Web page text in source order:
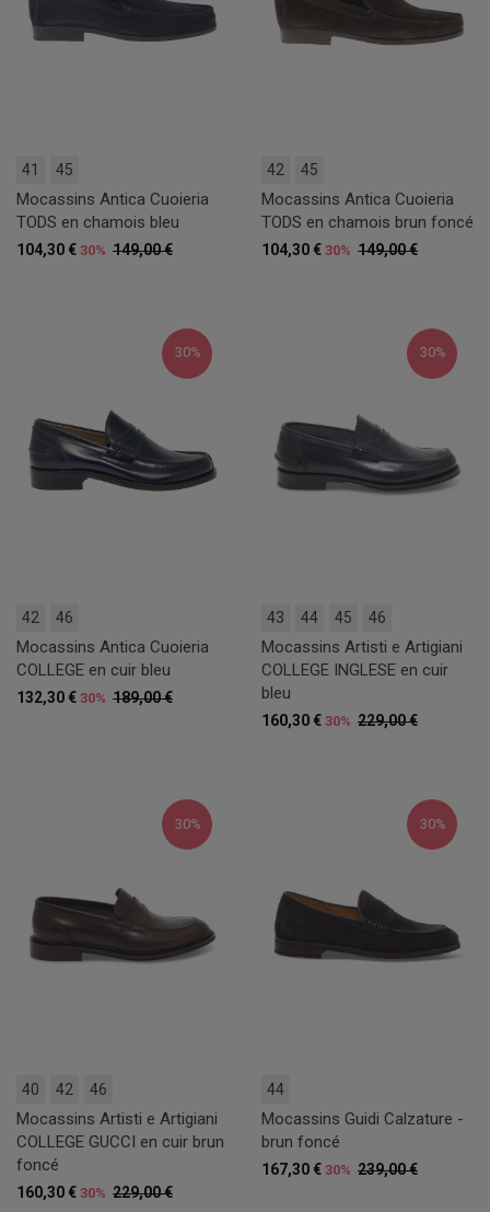
41 45
Mocassins Antica Cuoieria
TODS en chamois bleu
149,00 €
104,30 € 30%
42 45
Mocassins Antica Cuoieria
TODS en chamois brun foncé
149,00 €
104,30 € 30%
30%
42 46
Mocassins Antica Cuoieria
COLLEGE en cuir bleu
189,00 €
132,30 € 30%
30%
43 44 45 46
Mocassins Artisti e Artigiani
COLLEGE INGLESE en cuir
bleu
229,00 €
160,30 € 30%
30%
40 42 46
Mocassins Artisti e Artigiani
COLLEGE GUCCI en cuir brun
foncé
229,00 €
160,30 € 30%
30%
44
Mocassins Guidi Calzature -
brun foncé
239,00 €
167,30 € 30%